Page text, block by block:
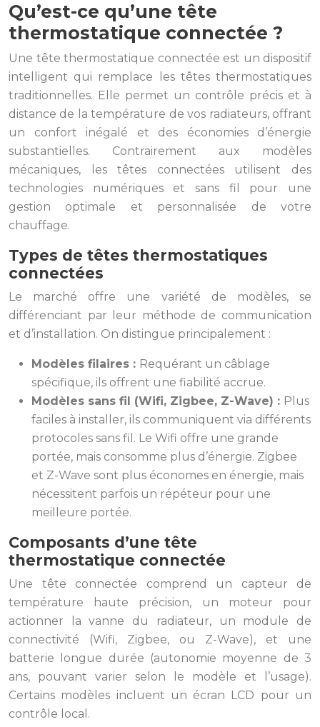
Qu’est-ce qu’une tête
thermostatique connectée ?
Une tête thermostatique connectée est un dispositif
intelligent qui remplace les têtes thermostatiques
traditionnelles. Elle permet un contrôle précis et à
distance de la température de vos radiateurs, offrant
un confort inégalé et des économies d’énergie
substantielles. Contrairement aux modèles
mécaniques, les têtes connectées utilisent des
technologies numériques et sans fil pour une
gestion optimale et personnalisée de votre
chauffage.
Types de têtes thermostatiques
connectées
Le marché offre une variété de modèles, se
différenciant par leur méthode de communication
et d’installation. On distingue principalement :
Modèles filaires : Requérant un câblage
spécifique, ils offrent une fiabilité accrue.
Modèles sans fil (Wifi, Zigbee, Z-Wave) : Plus
faciles à installer, ils communiquent via différents
protocoles sans fil. Le Wifi offre une grande
portée, mais consomme plus d’énergie. Zigbee
et Z-Wave sont plus économes en énergie, mais
nécessitent parfois un répéteur pour une
meilleure portée.
Composants d’une tête
thermostatique connectée
Une tête connectée comprend un capteur de
température haute précision, un moteur pour
actionner la vanne du radiateur, un module de
connectivité (Wifi, Zigbee, ou Z-Wave), et une
batterie longue durée (autonomie moyenne de 3
ans, pouvant varier selon le modèle et l’usage).
Certains modèles incluent un écran LCD pour un
contrôle local.